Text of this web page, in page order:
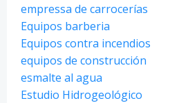
empressa de carrocerías
Equipos barberia
Equipos contra incendios
equipos de construcción
esmalte al agua
Estudio Hidrogeológico